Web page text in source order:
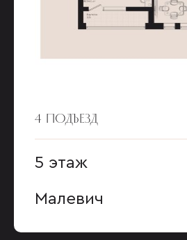
4 ПОДЪЕЗД
5 этаж
Малевич